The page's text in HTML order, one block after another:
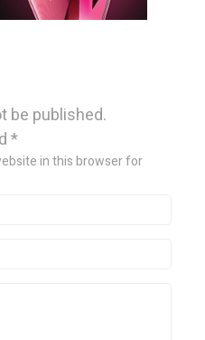
be published.
*
in this browser for